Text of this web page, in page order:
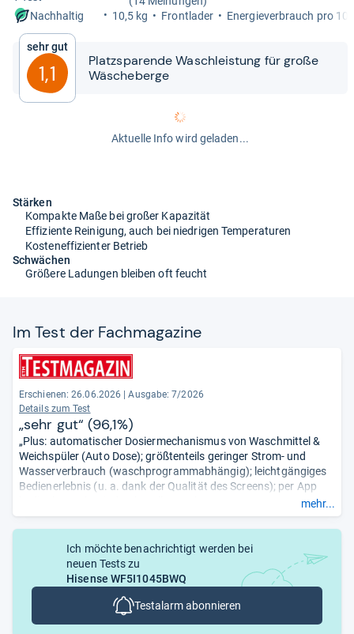
Nachhaltig
10,5 kg Front­la­der Ener­gie­ver­brauch pro
Sehr gut
1,1
Platz­spa­rende Wasch­leis­tung für große
Wäsche­berge
Aktuelle Info wird geladen...
Stärken
Kompakte Maße bei großer Kapazität
Effiziente Reinigung, auch bei niedrigen Temperaturen
Kosteneffizienter Betrieb
Schwächen
Größere Ladungen bleiben oft feucht
Im Test der Fach­ma­ga­zine
Erschienen:26.06.2026
Ausgabe: 7/2026
Details zum Test
„sehr gut“ (96,1%)
„Plus: automatischer Dosiermechanismus von Waschmittel &
Weichspüler (Auto Dose); größtenteils geringer Strom- und
Wasserverbrauch (waschprogrammabhängig); leichtgängiges
Bedienerlebnis (u. a. dank der Qualität des Screens); per App
Waschprogrammen & -optionen; stattliches Waschvolumen
(max. ≈ 10,5 kg, waschprogrammabhängig); viele
Spezialprogramme ...
mehr...
Ich möchte benachrichtigt werden bei
neuen Tests zu
Hisense WF5I1045BWQ
Testalarm abonnieren